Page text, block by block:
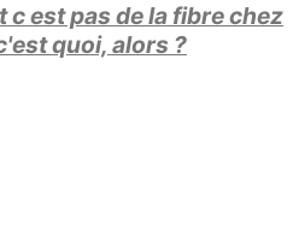
est pas de la fibre chez
quoi, alors ?